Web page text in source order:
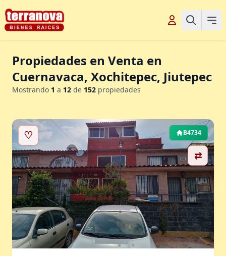
Propiedades en Venta en
Cuernavaca, Xochitepec, Jiutepec
Mostrando 1 a 12 de 152 propiedades
♡
⇄
B4734